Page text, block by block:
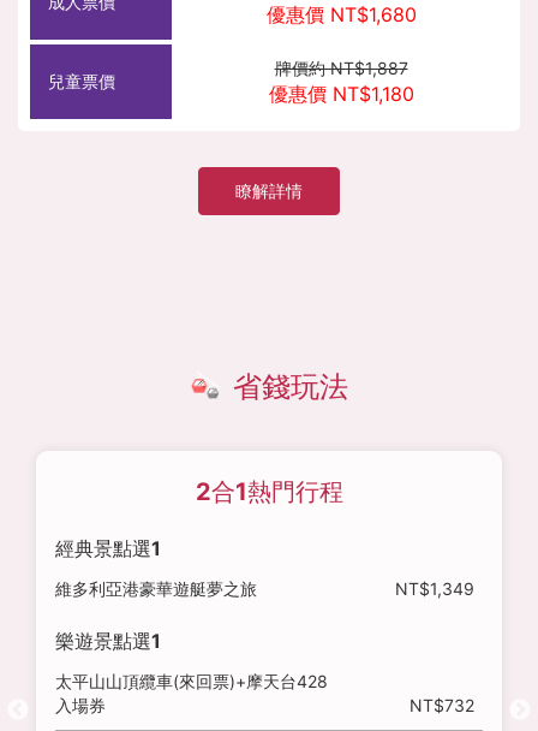
優惠價 NT$1,680
牌價約 NT$1,887
優惠價 NT$1,180
瞭解詳情
省錢玩法
2合1熱門行程
經典景點選1
維多利亞港豪華遊艇夢之旅 NT$1,349
樂遊景點選1
太平山山頂纜車(來回票)+摩天台428
入場券
NT$732